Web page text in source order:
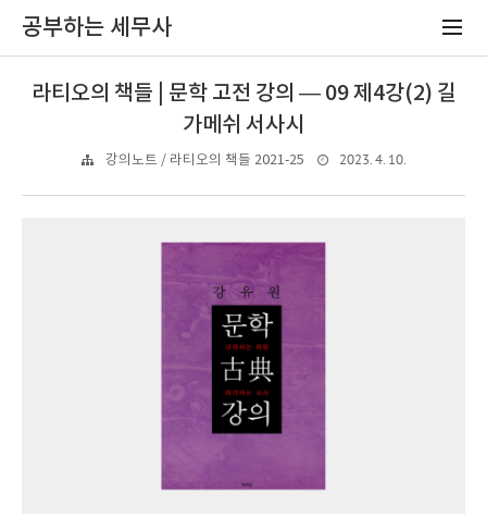
공부하는 세무사
라티오의 책들 | 문학 고전 강의 — 09 제4강(2) 길
가메쉬 서사시
강의노트 / 라티오의 책들 2021-25 2023. 4. 10.